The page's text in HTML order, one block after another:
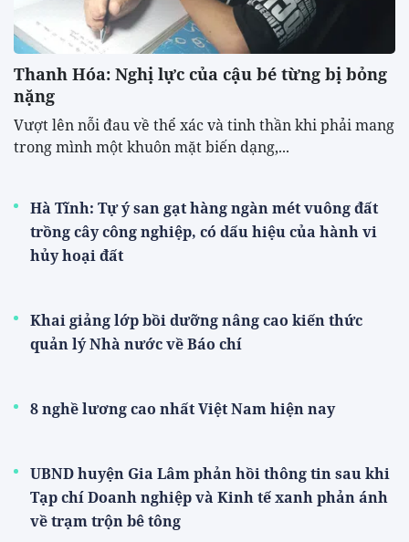
Thanh Hóa: Nghị lực của cậu bé từng bị bỏng
nặng
Vượt lên nỗi đau về thể xác và tinh thần khi phải mang
trong mình một khuôn mặt biến dạng,...
Hà Tĩnh: Tự ý san gạt hàng ngàn mét vuông đất
trồng cây công nghiệp, có dấu hiệu của hành vi
hủy hoại đất
Khai giảng lớp bồi dưỡng nâng cao kiến thức
quản lý Nhà nước về Báo chí
8 nghề lương cao nhất Việt Nam hiện nay
UBND huyện Gia Lâm phản hồi thông tin sau khi
Tạp chí Doanh nghiệp và Kinh tế xanh phản ánh
về trạm trộn bê tông